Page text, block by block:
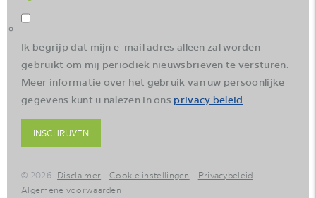
Ik begrijp dat mijn e-mail adres alleen zal worden
gebruikt om mij periodiek nieuwsbrieven te versturen.
Meer informatie over het gebruik van uw persoonlijke
gegevens kunt u nalezen in ons privacy beleid
INSCHRIJVEN
© 2026 Disclaimer Cookie instellingen
Privacybeleid
Algemene voorwaarden